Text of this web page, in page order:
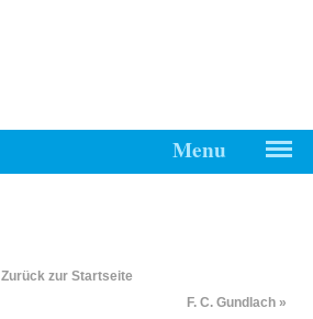
Menu
Zurück zur Startseite
F. C. Gundlach »